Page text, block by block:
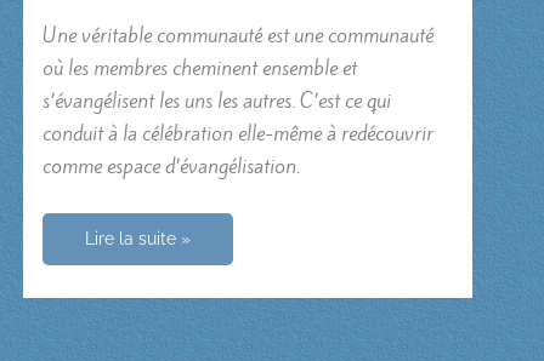
Une véritable communauté est une communauté
où les membres cheminent ensemble et
s’évangélisent les uns les autres. C’est ce qui
conduit à la célébration elle-même à redécouvrir
comme espace d’évangélisation.
Le
communautaire
Lire la suite »